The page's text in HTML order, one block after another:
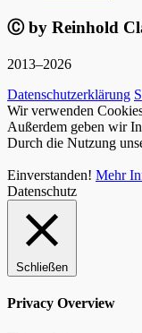
Ⓒ by Reinhold
2013–2026
Datenschutzerklärung
Wir verwenden
Außerdem geben wir
Durch die Nutzung
Einverstanden! Mehr
Datenschutz
Schließen
Privacy Overview